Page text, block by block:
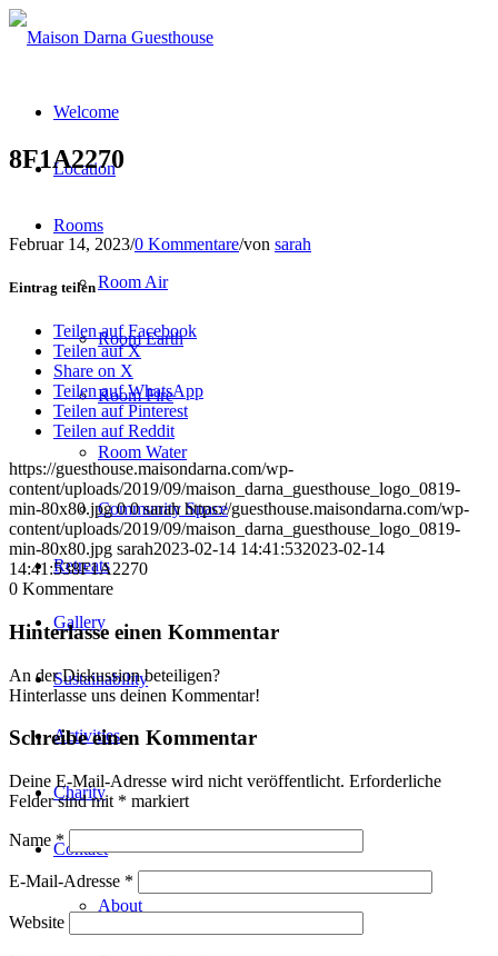
Welcome
Location
Rooms
Room Air
Room Earth
Room Fire
Room Water
Community Space
Retreats
Gallery
Sustainability
Activities
Charity
Contact
About
8F1A2270
Februar 14, 2023/0 Kommentare/von sarah
Eintrag teilen
Teilen auf Facebook
Teilen auf X
Share on X
Teilen auf WhatsApp
Teilen auf Pinterest
Teilen auf Reddit
https://guesthouse.maisondarna.com/wp-
content/uploads/2019/09/maison_darna_guesthouse_logo_0819-
min-80x80.jpg 0 0 sarah https://guesthouse.maisondarna.com/wp-
content/uploads/2019/09/maison_darna_guesthouse_logo_0819-
min-80x80.jpg sarah2023-02-14 14:41:532023-02-14
14:41:538F1A2270
0 Kommentare
Hinterlasse einen Kommentar
An der Diskussion beteiligen?
Hinterlasse uns deinen Kommentar!
Schreibe einen Kommentar
Deine E-Mail-Adresse wird nicht veröffentlicht. Erforderliche
Felder sind mit * markiert
Name*
E-Mail-Adresse *
Website